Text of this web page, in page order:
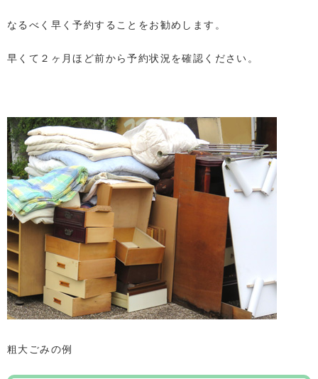
なるべく早く予約することをお勧めします。
早くて２ヶ月ほど前から予約状況を確認ください。
粗大ごみの例